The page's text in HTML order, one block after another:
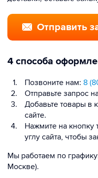
Отправить
4 способа
Позвоните нам: 8
Отправьте запрос
Добавьте товары в
сайте.
Нажмите на кнопку
углу сайта, чтобы
Мы работаем по
Москве).